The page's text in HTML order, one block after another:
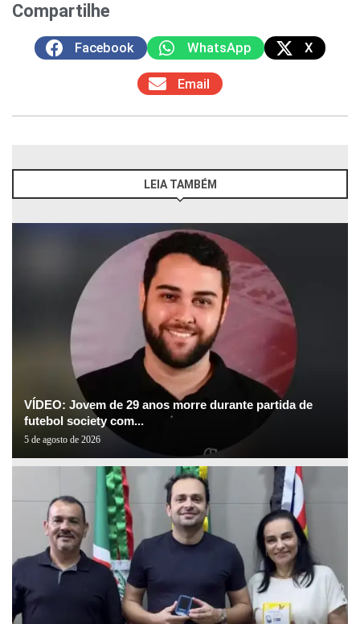
Compartilhe
Facebook WhatsApp X
Email
LEIA TAMBÉM
VÍDEO: Jovem de 29 anos morre durante partida de
futebol society com...
5 de agosto de 2026